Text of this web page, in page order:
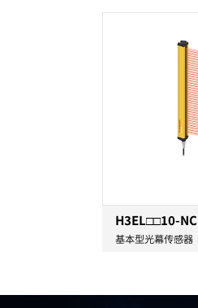
H3EL□□10-NC
基本型光幕传感器